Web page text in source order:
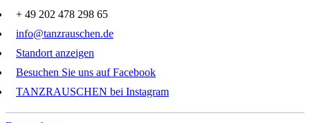
+ 49 202 478 298 65
info@tanzrauschen.de
Standort anzeigen
Besuchen Sie uns auf Facebook
TANZRAUSCHEN bei Instagram